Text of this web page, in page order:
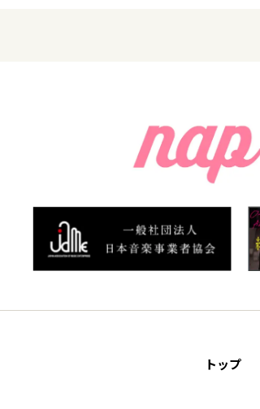
トップ